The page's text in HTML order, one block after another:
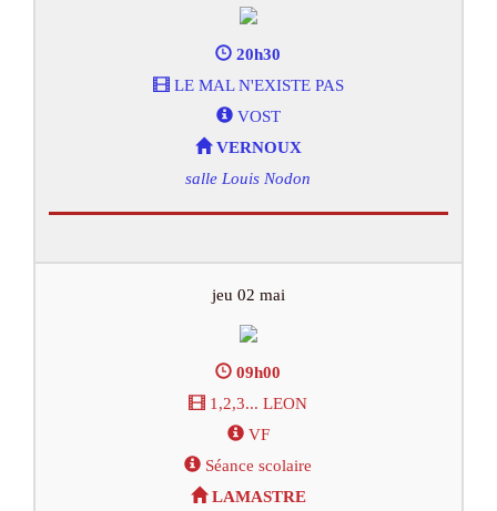
20h30
LE MAL N'EXISTE PAS
VOST
VERNOUX
salle Louis Nodon
jeu 02 mai
09h00
1,2,3... LEON
VF
Séance scolaire
LAMASTRE